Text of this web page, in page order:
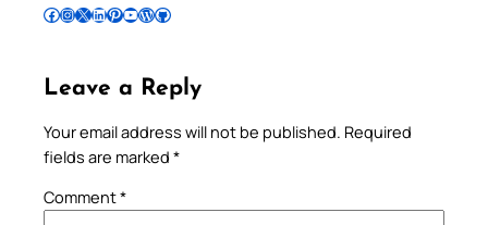
Follow Pradeep on Facebook Follow Pradeep on InstagramFollow Pradeep on X Follow Pradeep on LinkedIn Follow Pradeep on Pinterest Subscribe to Pradeep’s Youtube Channel Follow Pradeep on WordPress Follow Pradeep on GitHub
Leave a Reply
Your email address will not be published. Required
fields are marked *
Comment*